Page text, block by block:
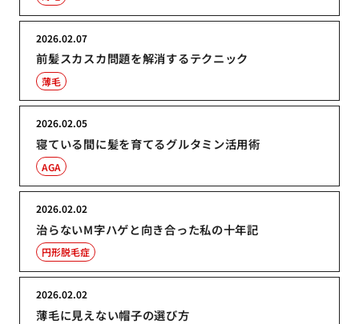
前髪スカスカ問題を解消するテクニック
2026.02.07
薄毛
寝ている間に髪を育てるグルタミン活用術
2026.02.05
AGA
治らないM字ハゲと向き合った私の十年記
2026.02.02
円形脱毛症
薄毛に見えない帽子の選び方
2026.02.02